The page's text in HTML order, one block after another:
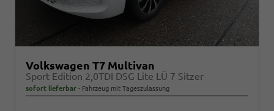
Volkswagen T7 Multivan
Sport Edition 2,0TDI DSG Lite LÜ 7 Sitzer
sofort lieferbar Fahrzeug mit Tageszulassung